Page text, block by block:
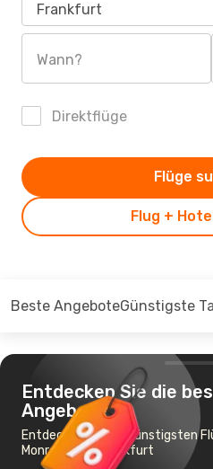
Frankfurt
Wann?
Direktflüge
Flug +
Flüge
Beste AngeboteGünstigste
Entdecken Sie die
Angebote
Entdecken Sie die günstigsten
Monroe nach Frankfurt